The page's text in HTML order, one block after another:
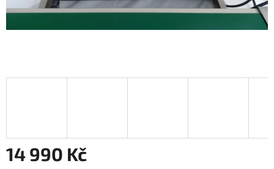
14 990 Kč